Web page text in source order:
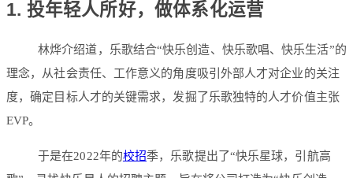
1. 投年轻人所好，做体系化运营
林烨介绍道，乐歌结合“快乐创造、快乐歌唱、快乐生活”的
理念，从社会责任、工作意义的角度吸引外部人才对企业的关注
度，确定目标人才的关键需求，发掘了乐歌独特的人才价值主张
EVP。
于是在2022年的校招季，乐歌提出了“快乐星球，引航高